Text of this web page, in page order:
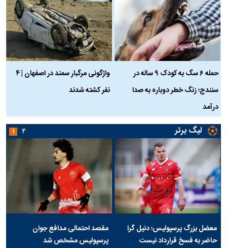
حمله ۶ سگ به کودک ۹ ساله در
سنندج؛ زنگ خطر دوباره به صدا
درآمد
واژگونی مرگبار سمند در اصفهان | ۴
نفر کشته شدند
لیگ برتر
معضل بزرگ پرسپولیس؛ دنیل گرا
حاضر به فسخ قرارداد نیست
مقصد احتمالی مدافع جوان
پرسپولیس مشخص شد
۱ ۲